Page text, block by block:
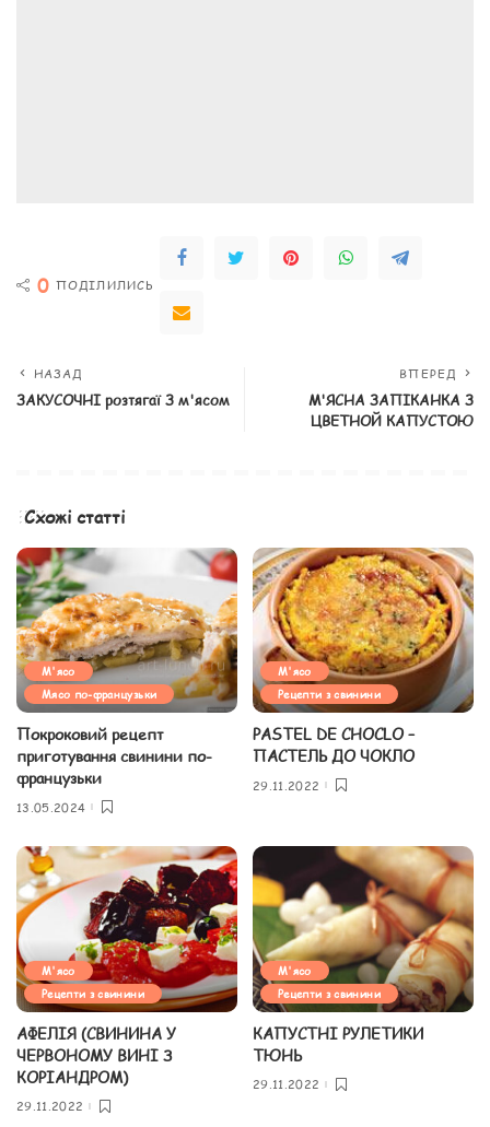
0 ПОДІЛИЛИСЬ
НАЗАД
ЗАКУСОЧНІ розтягаї З м'ясом
ВПЕРЕД
М'ЯСНА ЗАПІКАНКА З
ЦВЕТНОЙ КАПУСТОЮ
Схожі статті
М'ясо
Мясо по-французьки
Покроковий рецепт
приготування свинини по-
французьки
13.05.2024
М'ясо
Рецепти з свинини
PASTEL DE CHOCLO –
ПАСТЕЛЬ ДО ЧОКЛО
29.11.2022
М'ясо
Рецепти з свинини
АФЕЛІЯ (СВИНИНА У
ЧЕРВОНОМУ ВИНІ З
КОРІАНДРОМ)
29.11.2022
М'ясо
Рецепти з свинини
КАПУСТНІ РУЛЕТИКИ
ТЮНЬ
29.11.2022